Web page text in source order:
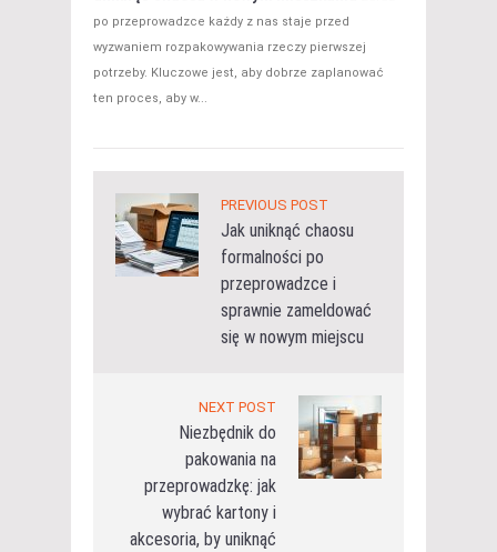
po przeprowadzce każdy z nas staje przed
wyzwaniem rozpakowywania rzeczy pierwszej
potrzeby. Kluczowe jest, aby dobrze zaplanować
ten proces, aby w...
PREVIOUS POST
Jak uniknąć chaosu
formalności po
przeprowadzce i
sprawnie zameldować
się w nowym miejscu
NEXT POST
Niezbędnik do
pakowania na
przeprowadzkę: jak
wybrać kartony i
akcesoria, by uniknąć